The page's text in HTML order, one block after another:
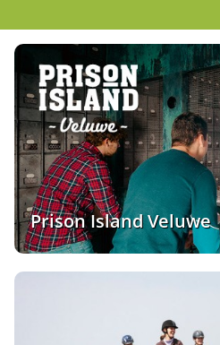
Prison Island Veluwe